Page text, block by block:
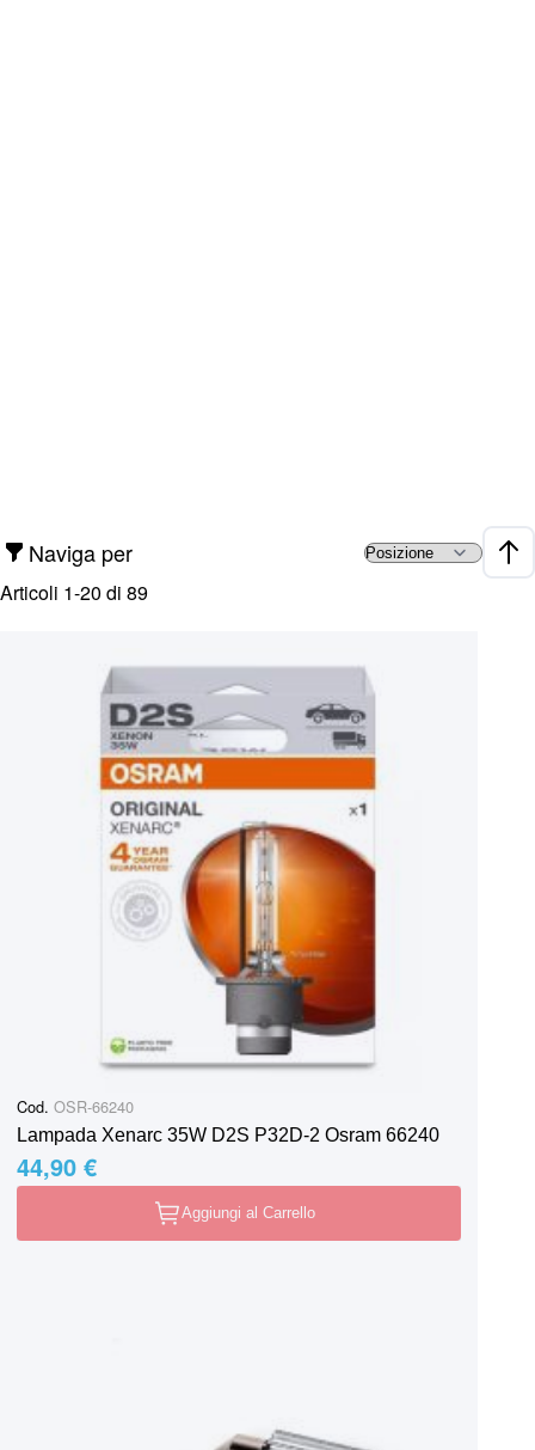
Naviga per
Articoli 1-20 di 89
Cod. OSR-66240
Lampada Xenarc 35W D2S P32D-2 Osram 66240
44,90 €
Aggiungi al Carrello